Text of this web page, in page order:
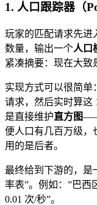
1. 人口跟踪器（
玩家的匹配请求先进
数量，输出一个人口
紧凑摘要：现在大致
实现方式可以很简单
请求，然后实时算这
是直接维护直方图——
便人口有几百万级，
用的是后者。
最终给到下游的，是
率表”。例如：”巴西
0.01 次/秒”。